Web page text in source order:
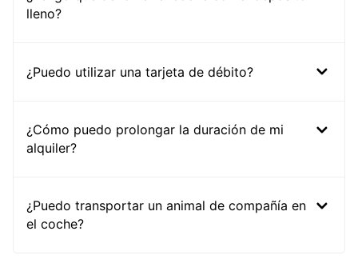
lleno?
¿Puedo utilizar una tarjeta de débito?
¿Cómo puedo prolongar la duración de mi
alquiler?
¿Puedo transportar un animal de compañía en
el coche?